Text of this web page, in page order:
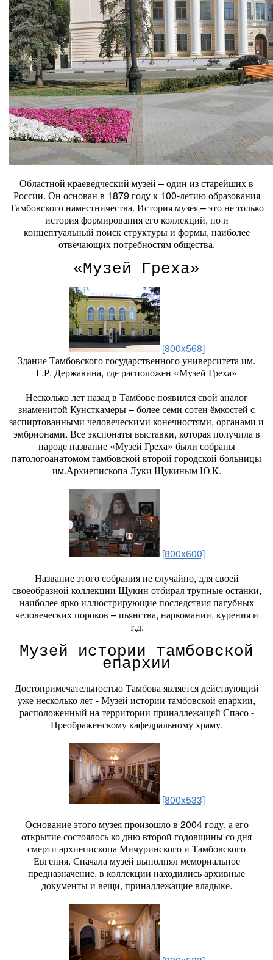
Областной краеведческий музей – один из старейших в
России. Он основан в 1879 году к 100-летию образования
Тамбовского наместничества. История музея – это не только
история формирования его коллекций, но и
концептуальный поиск структуры и формы, наиболее
отвечающих потребностям общества.
«Музей Греха»
[800x568]
Здание Тамбовского государственного университета им.
Г.Р. Державина, где расположен «Музей Греха»
Несколько лет назад в Тамбове появился свой аналог
знаменитой Кунсткамеры – более семи сотен ёмкостей с
заспиртованными человеческими конечностями, органами и
эмбрионами. Все экспонаты выставки, которая получила в
народе название «Музей Греха» были собраны
патологоанатомом тамбовской второй городской больницы
им.Архиепископа Луки Щукиным Ю.К.
[800x600]
Название этого собрания не случайно, для своей
своеобразной коллекции Щукин отбирал трупные останки,
наиболее ярко иллюстрирующие последствия пагубных
человеческих пороков – пьянства, наркомании, курения и
т.д.
Музей истории тамбовской
епархии
Достопримечательностью Тамбова является действующий
уже несколько лет - Музей истории тамбовской епархии,
расположенный на территории принадлежащей Спасо -
Преображенскому кафедральному храму.
[800x533]
Основание этого музея произошло в 2004 году, а его
открытие состоялось ко дню второй годовщины со дня
смерти архиепископа Мичуринского и Тамбовского
Евгения. Сначала музей выполнял мемориальное
предназначение, в коллекции находились архивные
документы и вещи, принадлежащие владыке.